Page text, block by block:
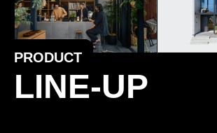
PRODUCT
LINE-UP